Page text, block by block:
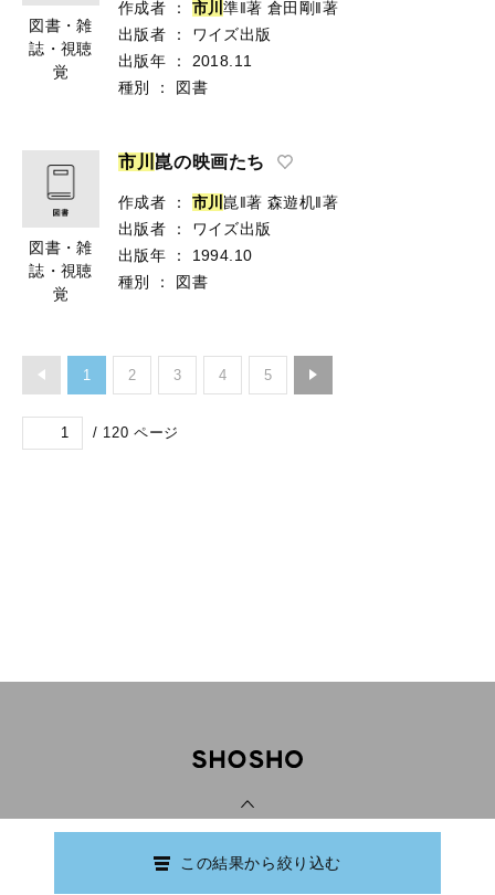
図書・雑
誌・視聴
覚
作成者 ： 市川 準‖著 倉田剛‖著
出版者
：
ワイズ出版
出版年
：
2018.11
種別
： 図書
図書・雑
誌・視聴
覚
市川崑の映画たち
作成者 ： 市川崑‖著 森遊机‖著
出版者
：
ワイズ出版
出版年
：
1994.10
種別
： 図書
ページ
この結果から絞り込む
Copyright © Ishikawa Prefectural Library.